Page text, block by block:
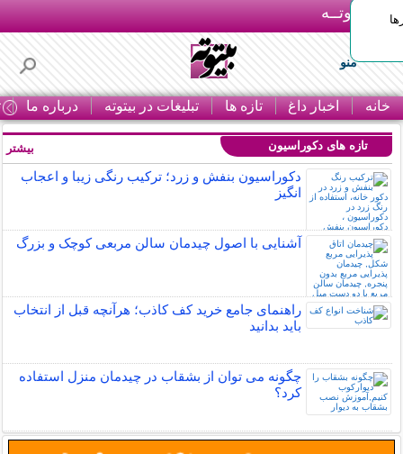
بـیتوتــه
منو
خانه اخبار داغ تازه ها تبلیغات در بیتوته درباره ما
تازه های دکوراسیون
دکوراسیون بنفش و زرد؛ ترکیب رنگی زیبا و اعجاب
انگیز
آشنایی با اصول چیدمان سالن مربعی کوچک و بزرگ
راهنمای جامع خرید کف کاذب؛ هرآنچه قبل از انتخاب
باید بدانید
چگونه می توان از بشقاب در چیدمان منزل استفاده
کرد؟
بیشتر